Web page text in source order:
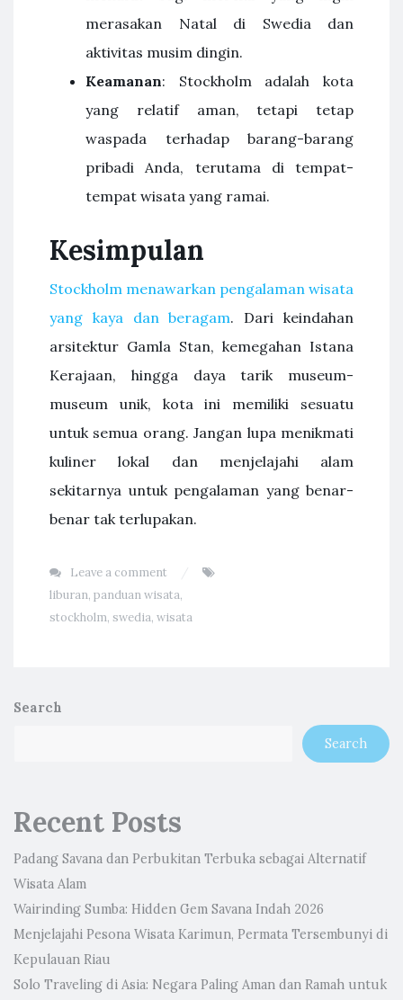
merasakan Natal di Swedia dan
aktivitas musim dingin.
Keamanan: Stockholm adalah kota
yang relatif aman, tetapi tetap
waspada terhadap barang-barang
pribadi Anda, terutama di tempat-
tempat wisata yang ramai.
Kesimpulan
Stockholm menawarkan pengalaman wisata
yang kaya dan beragam. Dari keindahan
arsitektur Gamla Stan, kemegahan Istana
Kerajaan, hingga daya tarik museum-
museum unik, kota ini memiliki sesuatu
untuk semua orang. Jangan lupa menikmati
kuliner lokal dan menjelajahi alam
sekitarnya untuk pengalaman yang benar-
benar tak terlupakan.
Leave a comment
liburan, panduan wisata,
stockholm, swedia, wisata
Search
Search
Recent Posts
Padang Savana dan Perbukitan Terbuka sebagai Alternatif
Wisata Alam
Wairinding Sumba: Hidden Gem Savana Indah 2026
Menjelajahi Pesona Wisata Karimun, Permata Tersembunyi di
Kepulauan Riau
Solo Traveling di Asia: Negara Paling Aman dan Ramah untuk